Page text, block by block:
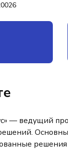
— ведущий